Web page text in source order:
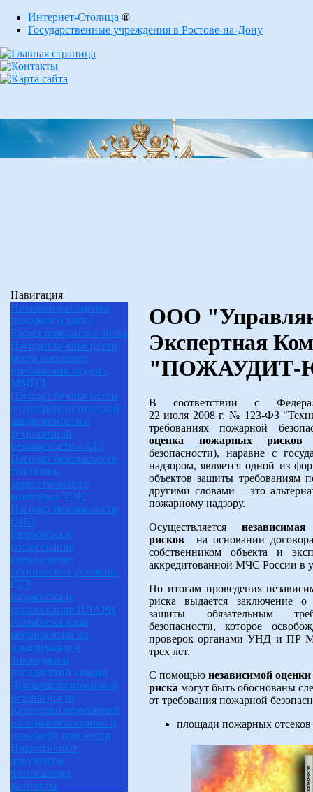
Интернет-Столица ®
Государственные учреждения в Ростове-на-Дону
Навигация
Независимая оценка
пожарного риска
Расчет пожарного риска
Паспорт безопасности
места массового
пребывания людей -
ММПЛ
Паспорт безопасности
антитеррористической
защищенности и
техногенной
безопасности - АТЗ
Паспорт безопасности
топливно-
энергетического
комплекса ТЭК
Паспорт безопасности
ОПО
Разработка и
согласование
специальных
технических условий -
СТУ
Разработка и
согласование ПЛАРН
Разработка план
мероприятий по
локализации и
ликвидации
последствий аварий
Декларация пожарной
безопасности
Категории помещений
по взрывопожарной и
пожарной опасности
Нормативные
документы
Фотогалерея
Контакты
ООО
Экспертная
В соответствии с
22 июля 2008 г. № 123-ФЗ
требованиях пожарной
оценка пожарных рисков
безопасности), наравне с
надзором, является одной из
объектов защиты требованиям
другими словами – это
пожарному надзору.
Осуществляется
рисков на основании
собственником объекта и
аккредитованной МЧС России в
По итогам проведения
риска выдается заключение о
защиты обязательным
безопасности, которое
проверок органами УНД и ПР
трех лет.
С помощью независимой
риска могут быть обоснованы
от требования пожарной
площади пожарных